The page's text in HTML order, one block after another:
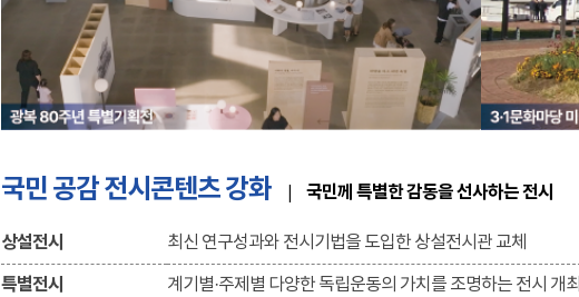
국민 공감 전시콘텐츠 강화 국민께 특별한 감동을 선사하는 전시
상설전시 최신 연구성과와 전시기법을 도입한 상설전시관 교체
특별전시 계기별·주제별 다양한 독립운동의 가치를 조명하는 전시 개최